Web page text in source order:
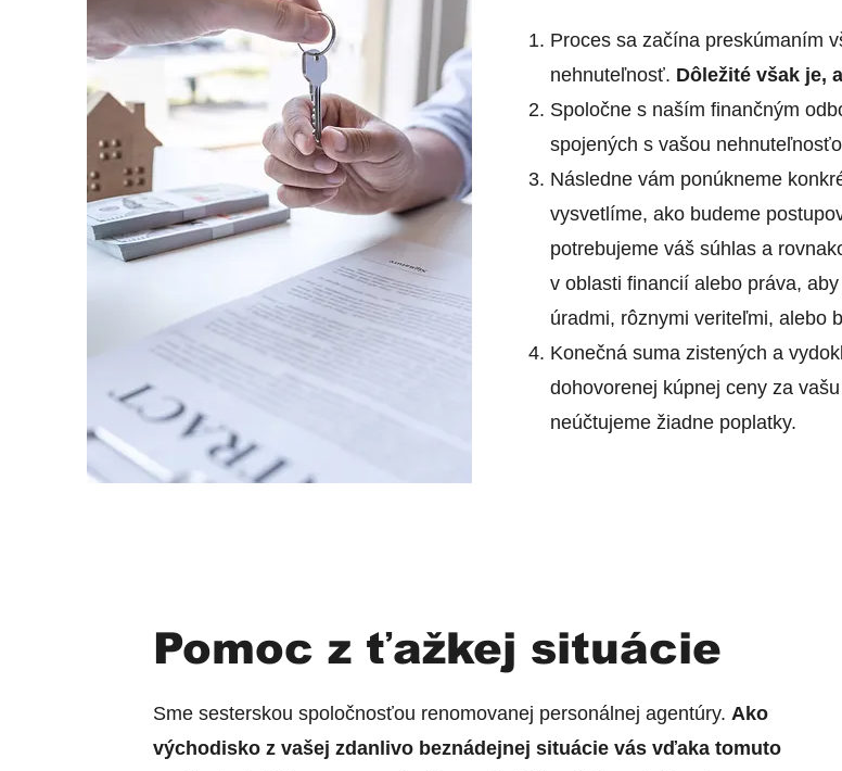
Proces sa začína preskúmaním
nehnuteľnosť. Dôležité však je,
Spoločne s naším finančným
spojených s vašou
Následne vám ponúkneme
vysvetlíme, ako budeme
potrebujeme váš súhlas a
v oblasti financií alebo práva,
úradmi, rôznymi veriteľmi, alebo
Konečná suma zistených a
dohovorenej kúpnej ceny za
neúčtujeme žiadne poplatky.
Pomoc z ťažkej situácie
Sme sesterskou spoločnosťou renomovanej personálnej agentúry.Ako
východisko z vašej zdanlivo beznádejnej situácie vás vďaka tomuto